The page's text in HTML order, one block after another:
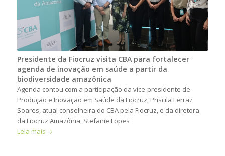
Presidente da Fiocruz visita CBA para fortalecer
agenda de inovação em saúde a partir da
biodiversidade amazônica
Agenda contou com a participação da vice-presidente de
Produção e Inovação em Saúde da Fiocruz, Priscila Ferraz
Soares, atual conselheira do CBA pela Fiocruz, e da diretora
da Fiocruz Amazônia, Stefanie Lopes
Leia mais